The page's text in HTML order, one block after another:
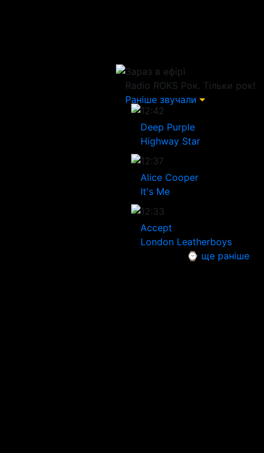
Зараз в ефірі
Radio ROKS Рок. Тільки рок!
Раніше звучали
12:42
Deep Purple
Highway Star
12:37
Alice Cooper
It's Me
12:33
Accept
London Leatherboys
⌚ ще раніше